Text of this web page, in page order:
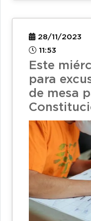
28/11/2023
11:53
Este
para
de mesa